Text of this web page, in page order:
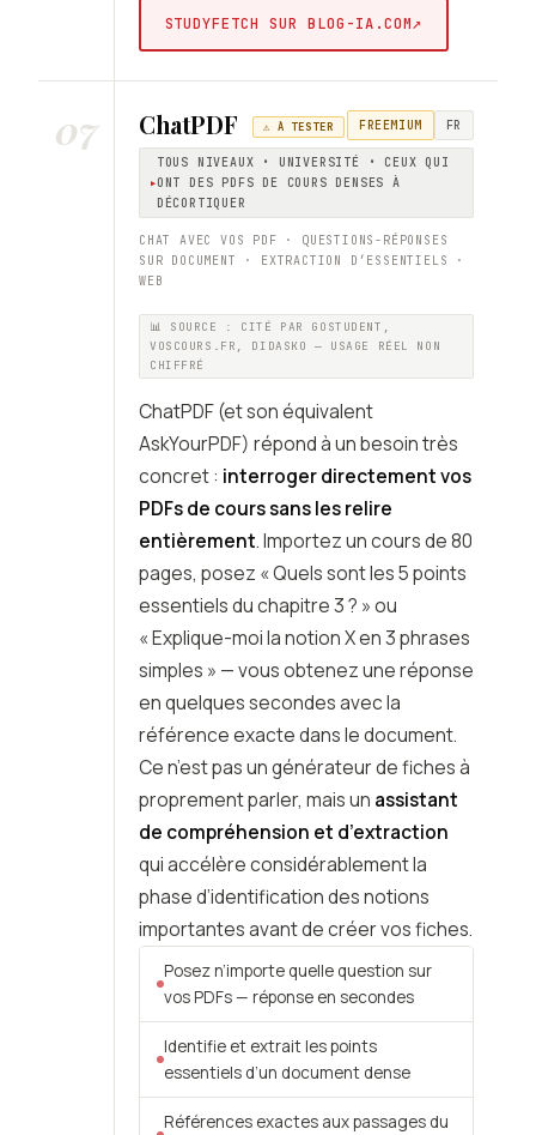
STUDYFETCH SUR BLOG-IA.COM↗
07 ChatPDF ⚠️ À TESTER FREEMIUM FR
TOUS NIVEAUX • UNIVERSITÉ • CEUX QUI
ONT DES PDFS DE COURS DENSES À
DÉCORTIQUER
CHAT AVEC VOS PDF · QUESTIONS-RÉPONSES
SUR DOCUMENT · EXTRACTION D’ESSENTIELS ·
WEB
📊 SOURCE : CITÉ PAR GOSTUDENT,
VOSCOURS.FR, DIDASKO — USAGE RÉEL NON
CHIFFRÉ
ChatPDF (et son équivalent
AskYourPDF) répond à un besoin très
concret : interroger directement vos
PDFs de cours sans les relire
entièrement. Importez un cours de 80
pages, posez « Quels sont les 5 points
essentiels du chapitre 3 ? » ou
« Explique-moi la notion X en 3 phrases
simples » — vous obtenez une réponse
en quelques secondes avec la
référence exacte dans le document.
Ce n’est pas un générateur de fiches à
proprement parler, mais un assistant
de compréhension et d’extraction
qui accélère considérablement la
phase d’identification des notions
importantes avant de créer vos fiches.
Posez n’importe quelle question sur
vos PDFs — réponse en secondes
Identifie et extrait les points
essentiels d’un document dense
Références exactes aux passages du